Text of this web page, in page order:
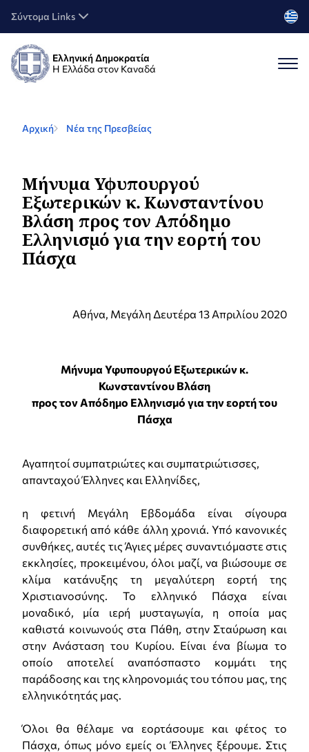
Σύντομα Links
Ελληνική Δημοκρατία
Η Ελλάδα στον Καναδά
Αρχική Νέα της Πρεσβείας
Μήνυμα Υφυπουργού
Εξωτερικών κ. Κωνσταντίνου
Βλάση προς τον Απόδημο
Ελληνισμό για την εορτή του
Πάσχα
Αθήνα, Μεγάλη Δευτέρα 13 Απριλίου 2020
Μήνυμα Υφυπουργού Εξωτερικών κ.
Κωνσταντίνου Βλάση
προς τον Απόδημο Ελληνισμό για την εορτή του
Πάσχα
Αγαπητοί συμπατριώτες και συμπατριώτισσες,
απανταχού Έλληνες και Ελληνίδες,
η φετινή Μεγάλη Εβδομάδα είναι σίγουρα
διαφορετική από κάθε άλλη χρονιά. Υπό κανονικές
συνθήκες, αυτές τις Άγιες μέρες συναντιόμαστε στις
εκκλησίες, προκειμένου, όλοι μαζί, να βιώσουμε σε
κλίμα κατάνυξης τη μεγαλύτερη εορτή της
Χριστιανοσύνης. Το ελληνικό Πάσχα είναι
μοναδικό, μία ιερή μυσταγωγία, η οποία μας
καθιστά κοινωνούς στα Πάθη, στην Σταύρωση και
στην Ανάσταση του Κυρίου. Είναι ένα βίωμα το
οποίο αποτελεί αναπόσπαστο κομμάτι της
παράδοσης και της κληρονομιάς του τόπου μας, της
ελληνικότητάς μας.
Όλοι θα θέλαμε να εορτάσουμε και φέτος το
Πάσχα, όπως μόνο εμείς οι Έλληνες ξέρουμε. Στις